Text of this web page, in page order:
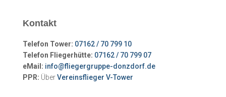
Kontakt
Telefon Tower: 07162 / 70 799 10
Telefon Fliegerhütte: 07162 / 70 799 07
eMail: info@fliegergruppe-donzdorf.de
PPR: ÜberVereinsflieger V-Tower